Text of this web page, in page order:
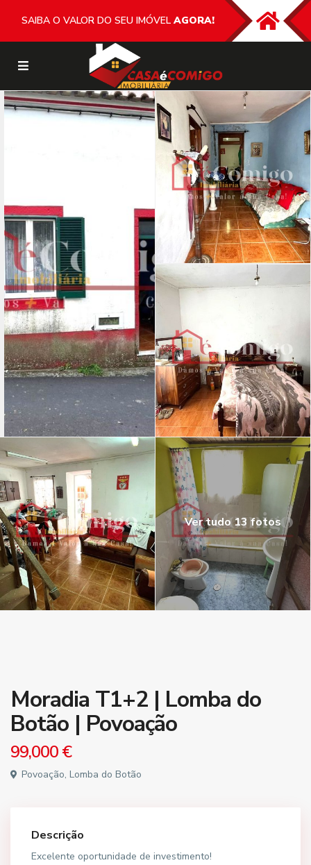
SAIBA O VALOR DO SEU IMÓVEL AGORA!
Ver tudo 13 fotos
Moradia T1+2 | Lomba do
Botão | Povoação
99,000 €
Povoação, Lomba do Botão
Descrição
Excelente oportunidade de investimento!